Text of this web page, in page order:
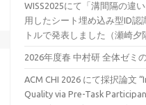
WISS2025にて「溝間隔の違
用したシート埋め込み型ID認
トルで発表しました（瀬崎夕
2026年度春 中村研 全体ゼミ
ACM CHI 2026 にて採択論文
Quality via Pre-Task